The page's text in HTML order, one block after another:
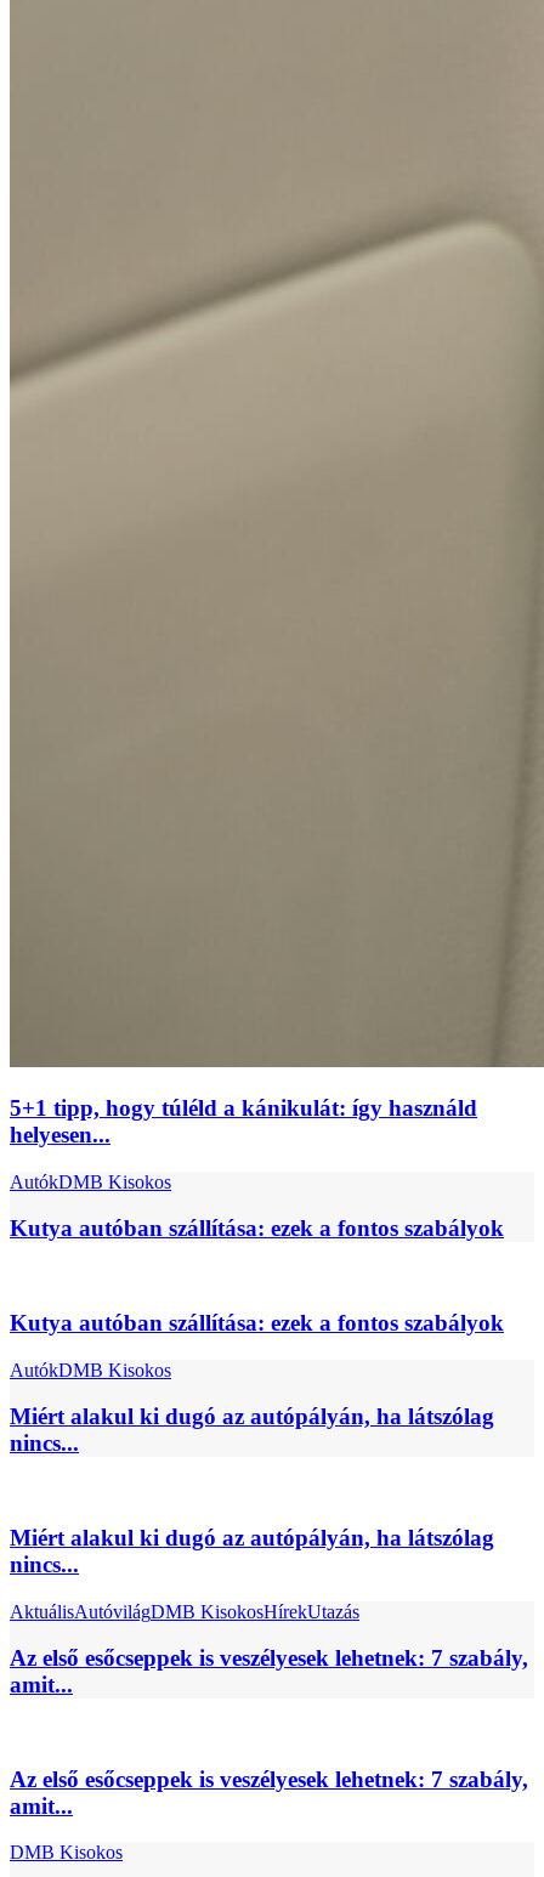
5+1 tipp, hogy túléld a kánikulát: így használd
helyesen...
AutókDMB Kisokos
Kutya autóban szállítása: ezek a fontos szabályok
Kutya autóban szállítása: ezek a fontos szabályok
AutókDMB Kisokos
Miért alakul ki dugó az autópályán, ha látszólag
nincs...
Miért alakul ki dugó az autópályán, ha látszólag
nincs...
AktuálisAutóvilágDMB KisokosHírekUtazás
Az első esőcseppek is veszélyesek lehetnek: 7 szabály,
amit...
Az első esőcseppek is veszélyesek lehetnek: 7 szabály,
amit...
DMB Kisokos